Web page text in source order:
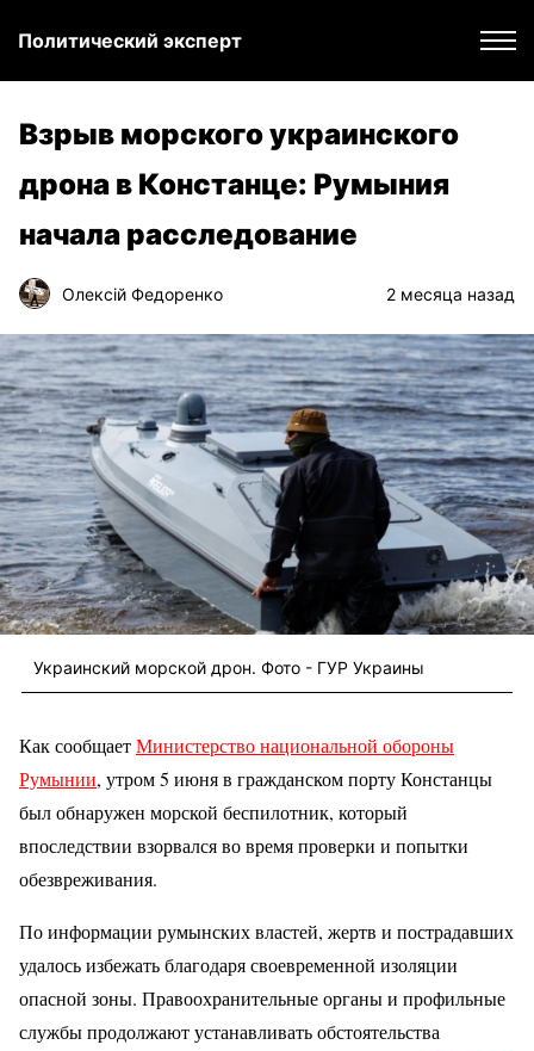
Политический эксперт
Взрыв морского украинского
дрона в Констанце: Румыния
начала расследование
Олексій Федоренко 2 месяца назад
Украинский морской дрон. Фото - ГУР Украины
Как сообщаетМинистерство национальной обороны
Румынии, утром 5 июня в гражданском порту Констанцы
был обнаружен морской беспилотник, который
впоследствии взорвался во время проверки и попытки
обезвреживания.
По информации румынских властей, жертв и пострадавших
удалось избежать благодаря своевременной изоляции
опасной зоны. Правоохранительные органы и профильные
службы продолжают устанавливать обстоятельства